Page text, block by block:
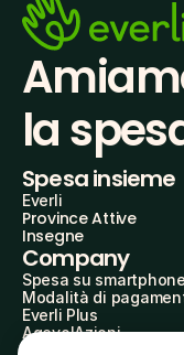
la
Spesa insieme
Everli
Province Attive
Insegne
Company
Spesa su smartphone
Modalità di
Everli Plus
AgevolAzioni